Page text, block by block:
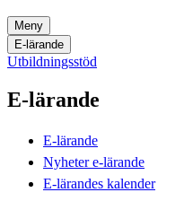
Meny
E-lärande
Utbildningsstöd
E-lärande
E-lärande
Nyheter e-lärande
E-lärandes kalender